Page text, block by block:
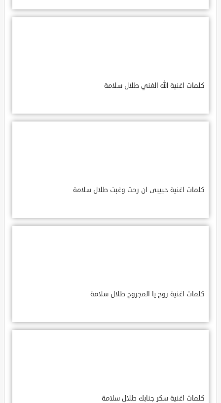
كلمات اغنية الله الغني طلال سلامة
كلمات اغنية حبيبى ان رحت وغبت طلال سلامة
كلمات اغنية روح يا المجروح طلال سلامة
كلمات اغنية سكر جنابك طلال سلامة